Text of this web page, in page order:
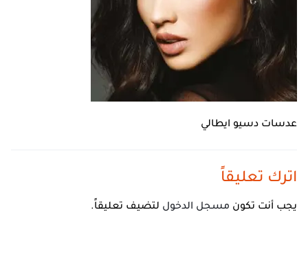
عدسات دسيو ايطالي
اترك تعليقاً
يجب أنت تكون مسجل الدخول لتضيف تعليقاً.